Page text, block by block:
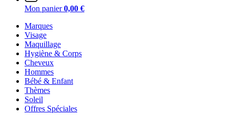
Mon panier 0,00 €
Marques
Visage
Maquillage
Hygiène & Corps
Cheveux
Hommes
Bébé & Enfant
Thèmes
Soleil
Offres Spéciales